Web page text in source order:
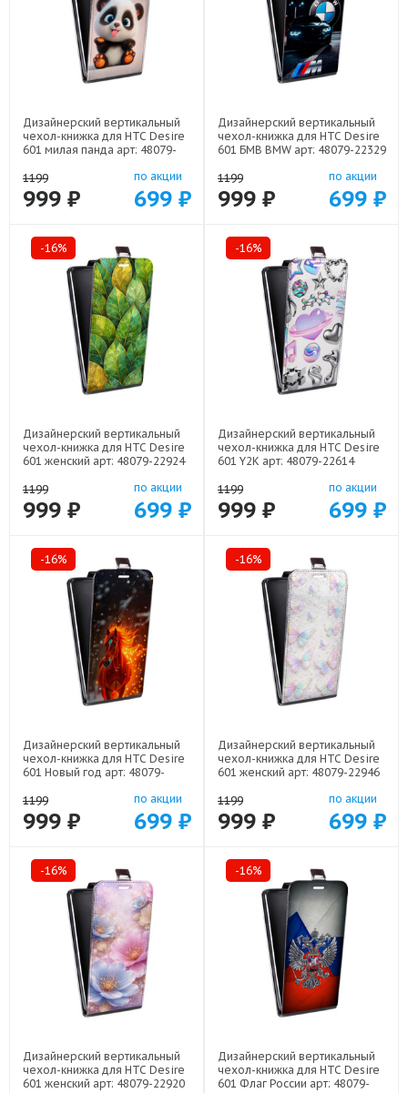
Дизайнерский вертикальный
чехол-книжка для HTC Desire
601 милая панда арт: 48079-
1199
999 ₽
по акции
699 ₽
Дизайнерский вертикальный
чехол-книжка для HTC Desire
601 БМВ BMW арт: 48079-22329
1199
999 ₽
по акции
699 ₽
-16%
Дизайнерский вертикальный
чехол-книжка для HTC Desire
601 женский арт: 48079-22924
1199
999 ₽
по акции
699 ₽
-16%
Дизайнерский вертикальный
чехол-книжка для HTC Desire
601 Y2K арт: 48079-22614
1199
999 ₽
по акции
699 ₽
-16%
Дизайнерский вертикальный
чехол-книжка для HTC Desire
601 Новый год арт: 48079-
1199
999 ₽
по акции
699 ₽
-16%
Дизайнерский вертикальный
чехол-книжка для HTC Desire
601 женский арт: 48079-22946
1199
999 ₽
по акции
699 ₽
-16%
Дизайнерский вертикальный
чехол-книжка для HTC Desire
601 женский арт: 48079-22920
-16%
Дизайнерский вертикальный
чехол-книжка для HTC Desire
601 Флаг России арт: 48079-